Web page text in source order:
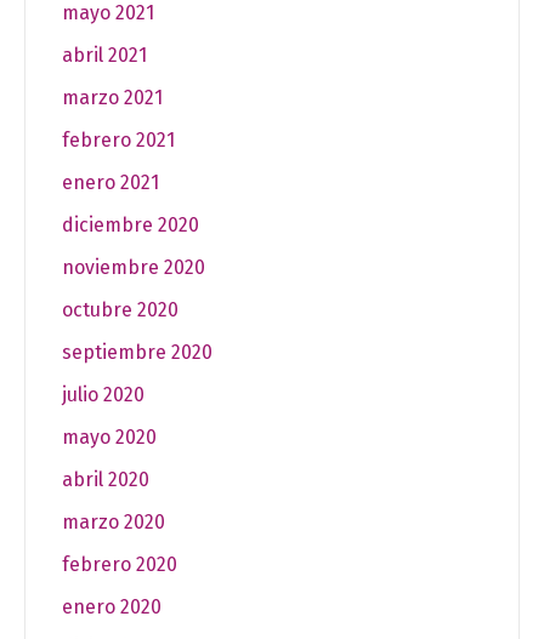
mayo 2021
abril 2021
marzo 2021
febrero 2021
enero 2021
diciembre 2020
noviembre 2020
octubre 2020
septiembre 2020
julio 2020
mayo 2020
abril 2020
marzo 2020
febrero 2020
enero 2020